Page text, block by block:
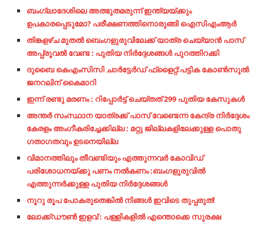
ബംഗ്ലാദേശിലെ അത്ഭുതമരുന്ന് ഇന്ത്യയ്ക്കും
ഉപകാരപ്പെടുമോ? പരീക്ഷണത്തിനൊരുങ്ങി ഐസിഎംആര്‍
തിങ്കളഴ്ച മുതൽ ബെംഗളുരുവിലേക്ക് യാത്ര ചെയ്യാൻ പാസ്
അപ്പ്രൂവൽ വേണ്ട : പുതിയ നിർദ്ദേശങ്ങൾ പുറത്തിറക്കി
ദുബൈ കെഎംസിസി ചാര്‍ട്ടേര്‍ഡ് ഫ്‌ളൈറ്റ്:പട്ടിക കോണ്‍സുല്‍
ജനറലിന് കൈമാറി
ഇന്ന് രണ്ടു മരണം : റിപ്പോർട്ട് ചെയ്തത് 299 പുതിയ കേസുകൾ
അന്തര്‍ സംസ്ഥാന യാത്രക്ക് പാസ് വേണ്ടെന്ന കേന്ദ്ര നിര്‍ദ്ദേശം
കേരളം അംഗീകരിച്ചേക്കില്ല : മറ്റു ജില്ലകളിലേക്കുള്ള പൊതു
ഗതാഗതവും ഉടനെയില്ല
വിമാനത്തിലും തീവണ്ടിയും എത്തുന്നവർ കോവിഡ്
പരിശോധനയ്ക്കു പണം നൽകണം :ബംഗളുരുവിൽ
എത്തുന്നർക്കുള്ള പുതിയ നിർദ്ദേശങ്ങൾ
നൂറു രൂപ പോകരുതെങ്കിൽ നിങ്ങൾ ഇവിടെ തുപ്പരുത്!
ലോക്ക്ഡൗൺ ഇളവ് : പള്ളികളിൽ എന്തൊക്കെ സുരക്ഷ